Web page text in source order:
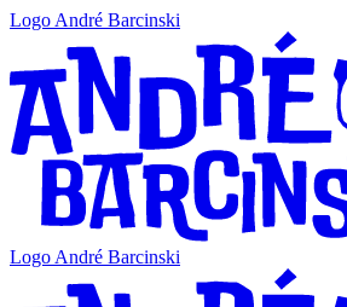
Logo André Barcinski
Logo André Barcinski